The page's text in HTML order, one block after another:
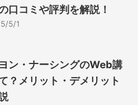
口コミや評判を解説！
5/1
ン・ナーシングのWeb講
？メリット・デメリット